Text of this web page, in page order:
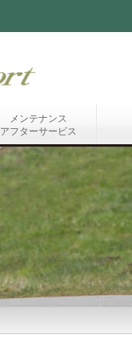
メンテナンス
アフターサービス